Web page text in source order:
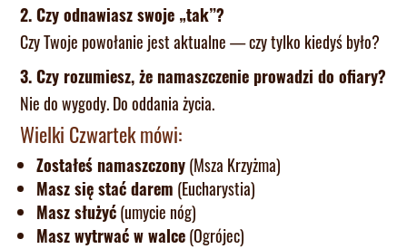
2. Czy odnawiasz swoje „tak”?
Czy Twoje powołanie jest aktualne — czy tylko kiedyś było?
3. Czy rozumiesz, że namaszczenie prowadzi do ofiary?
Nie do wygody. Do oddania życia.
Wielki Czwartek mówi:
Zostałeś namaszczony(Msza Krzyżma)
Masz się stać darem (Eucharystia)
Masz służyć(umycie nóg)
Masz wytrwać w walce(Ogrójec)